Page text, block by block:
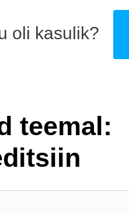
oli kasulik?
teemal: